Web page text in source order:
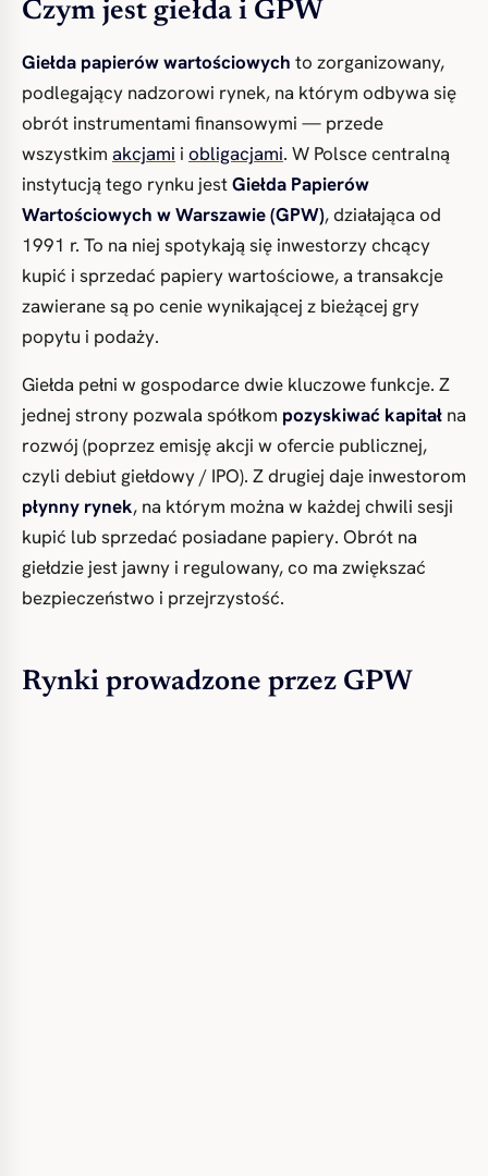
Czym jest giełda i GPW
Giełda papierów wartościowych to zorganizowany,
podlegający nadzorowi rynek, na którym odbywa się
obrót instrumentami finansowymi — przede
wszystkim akcjami i obligacjami. W Polsce centralną
instytucją tego rynku jestGiełda Papierów
Wartościowych w Warszawie (GPW), działająca od
1991 r. To na niej spotykają się inwestorzy chcący
kupić i sprzedać papiery wartościowe, a transakcje
zawierane są po cenie wynikającej z bieżącej gry
popytu i podaży.
Giełda pełni w gospodarce dwie kluczowe funkcje. Z
jednej strony pozwala spółkom pozyskiwać kapitał na
rozwój (poprzez emisję akcji w ofercie publicznej,
czyli debiut giełdowy / IPO). Z drugiej daje inwestorom
płynny rynek, na którym można w każdej chwili sesji
kupić lub sprzedać posiadane papiery. Obrót na
giełdzie jest jawny i regulowany, co ma zwiększać
bezpieczeństwo i przejrzystość.
Rynki prowadzone przez GPW